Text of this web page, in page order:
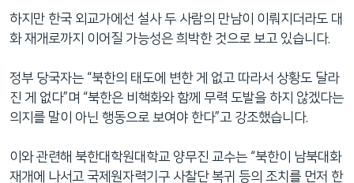
하지만 한국 외교가에선 설사 두 사람의 만남이 이뤄지더라도 대
화 재개로까지 이어질 가능성은 희박한 것으로 보고 있습니다.
정부 당국자는 “북한의 태도에 변한 게 없고 따라서 상황도 달라
진 게 없다”며 “북한은 비핵화와 함께 무력 도발을 하지 않겠다는
의지를 말이 아닌 행동으로 보여야 한다”고 강조했습니다.
이와 관련해 북한대학원대학교 양무진 교수는 “북한이 남북대화
재개에 나서고 국제원자력기구 사찰단 복귀 등의 조치를 먼저 한